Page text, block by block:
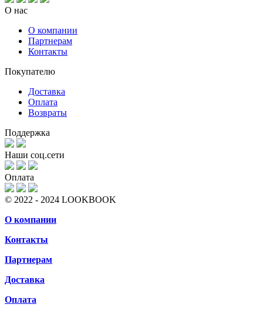
О нас
О компании
Партнерам
Контакты
Покупателю
Доставка
Оплата
Возвраты
Поддержка
Наши соц.сети
Оплата
© 2022 - 2024 LOOKBOOK
О компании
Контакты
Партнерам
Доставка
Оплата